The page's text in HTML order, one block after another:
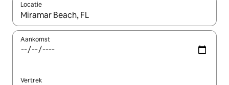
Locatie
Wanneer er resultaten beschikbaar zijn, maak je een keuze
Aankomst
Vertrek